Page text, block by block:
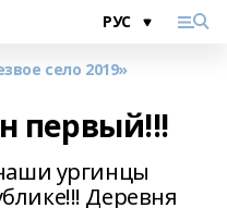
село 2019»
первый!!!
ургинцы
Деревня